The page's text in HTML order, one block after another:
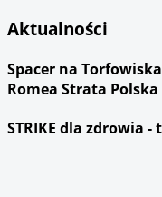
Aktualności
Spacer na
Romea Strata Polska
STRIKE dla zdrowia